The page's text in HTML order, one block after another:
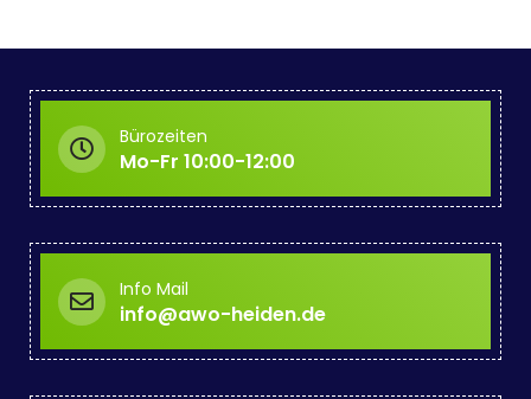
Bürozeiten
Mo-Fr 10:00-12:00
Info Mail
info@awo-heiden.de